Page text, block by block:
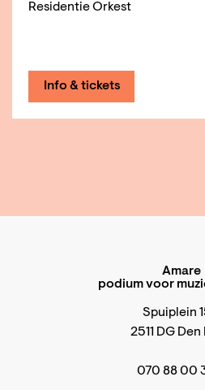
Residentie Orkest
Info & tickets
Amare
podium voor
Spuiplein
2511 DG Den
070 88 00